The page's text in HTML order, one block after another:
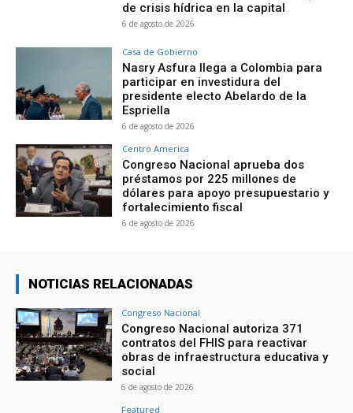
de crisis hídrica en la capital
6 de agosto de 2026
Casa de Gobierno
Nasry Asfura llega a Colombia para
participar en investidura del
presidente electo Abelardo de la
Espriella
6 de agosto de 2026
Centro America
Congreso Nacional aprueba dos
préstamos por 225 millones de
dólares para apoyo presupuestario y
fortalecimiento fiscal
6 de agosto de 2026
NOTICIAS RELACIONADAS
Congreso Nacional
Congreso Nacional autoriza 371
contratos del FHIS para reactivar
obras de infraestructura educativa y
social
6 de agosto de 2026
Featured